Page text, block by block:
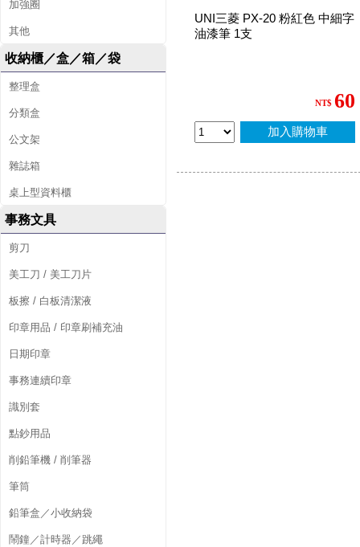
加強圈
其他
收納櫃／盒／箱／袋
整理盒
分類盒
公文架
雜誌箱
桌上型資料櫃
事務文具
剪刀
美工刀 / 美工刀片
板擦 / 白板清潔液
印章用品 / 印章刷補充油
日期印章
事務連續印章
識別套
點鈔用品
削鉛筆機 / 削筆器
筆筒
鉛筆盒／小收納袋
鬧鐘／計時器／跳繩
UNI三菱 PX-20 粉紅色 中細字
油漆筆 1支
NT$ 60
加入購物車